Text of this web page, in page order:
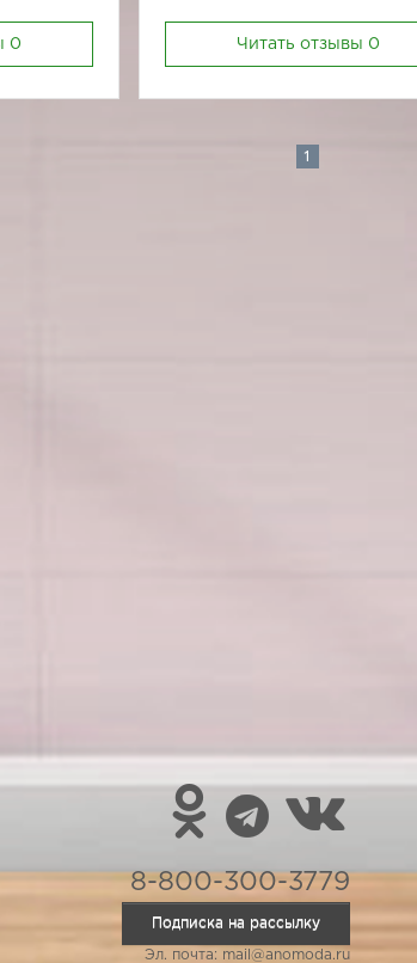
0 Читать отзывы 0
1
8-800-300-3779
Подписка на рассылку
Эл. почта: mail@anomoda.ru